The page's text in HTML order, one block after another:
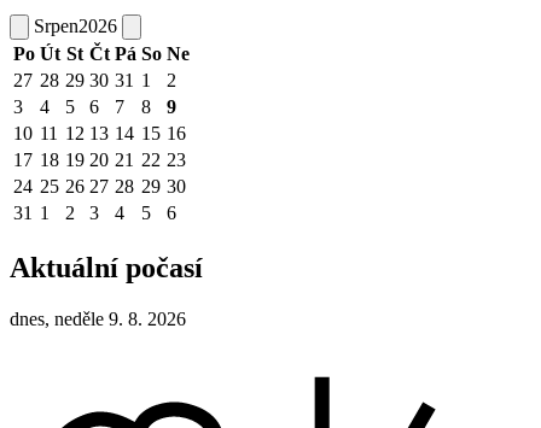
Srpen2026
Po Út St Čt Pá So Ne
27 28 29 30 31 1
2
3
4 5 6 7 8
9
10 11 12 13 14 15 16
17 18 19 20 21 22 23
24 25 26 27 28 29 30
31 1 2 3 4 5 6
Aktuální počasí
dnes, neděle 9. 8. 2026